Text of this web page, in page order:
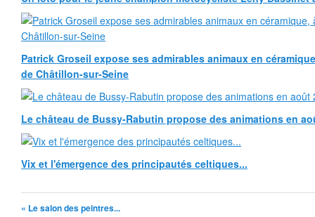
Patrick Groseil expose ses admirables animaux en
de Châtillon-sur-Seine
Le château de Bussy-Rabutin propose des animations en
Vix et l'émergence des principautés celtiques...
« Le salon des peintres...